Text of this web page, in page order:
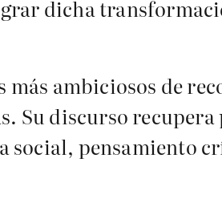
dicha
más ambiciosos de
Su discurso
social, pensamiento